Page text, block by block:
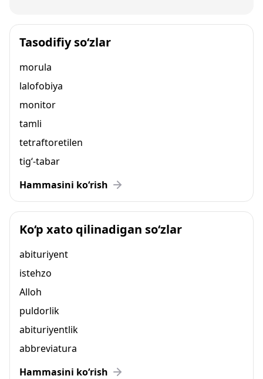
Tasodifiy so‘zlar
morula
lalofobiya
monitor
tamli
tetraftoretilen
tig‘-tabar
Hammasini ko‘rish
Ko‘p xato qilinadigan so‘zlar
abituriyent
istehzo
Alloh
puldorlik
abituriyentlik
abbreviatura
Hammasini ko‘rish